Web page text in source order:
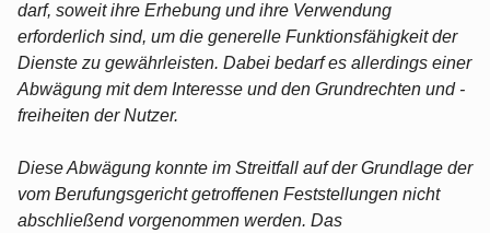
darf, soweit ihre Erhebung und ihre Verwendung
erforderlich sind, um die generelle Funktionsfähigkeit der
Dienste zu gewährleisten. Dabei bedarf es allerdings einer
Abwägung mit dem Interesse und den Grundrechten und -
freiheiten der Nutzer.
Diese Abwägung konnte im Streitfall auf der Grundlage der
vom Berufungsgericht getroffenen Feststellungen nicht
abschließend vorgenommen werden. Das